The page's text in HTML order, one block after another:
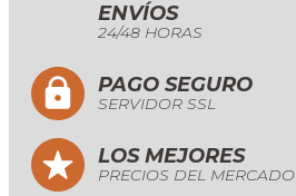
ENVÍOS
24/48 HORAS
PAGO SEGURO
SERVIDOR SSL
LOS MEJORES
PRECIOS DEL MERCADO